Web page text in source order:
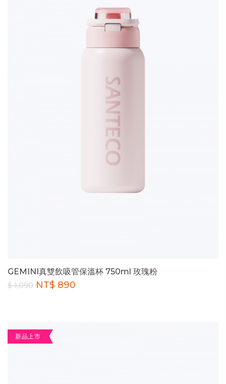
GEMINI真雙飲吸管保溫杯 750ml 玫瑰粉
$ 1,090 NT$ 890
新品上市